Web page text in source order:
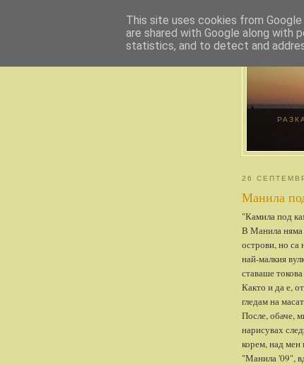
26
Манила
"Камила под
В Манила няма
острови, но са
най-малкия
ставаше
Както и да е,
гледам на
После, обаче,
нарисувах
корем, над мен
"Манила '09",
This site uses cookies from
are shared with Google along with
statistics, and to detect and